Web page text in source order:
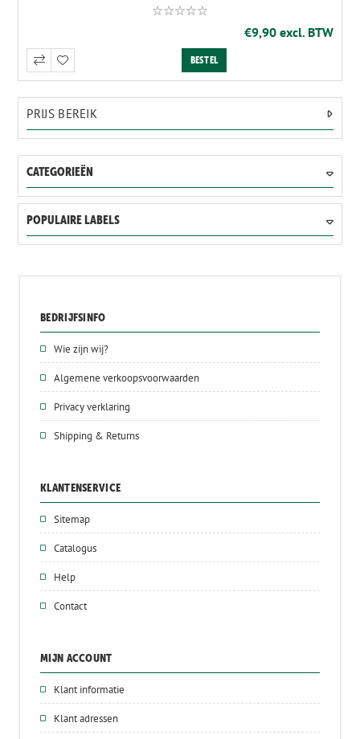
€9,90 excl. BTW
PRIJS BEREIK
CATEGORIEËN
POPULAIRE LABELS
BEDRIJFSINFO
Wie zijn wij?
Algemene verkoopsvoorwaarden
Privacy verklaring
Shipping & Returns
KLANTENSERVICE
Sitemap
Catalogus
Help
Contact
MIJN ACCOUNT
Klant informatie
Klant adressen